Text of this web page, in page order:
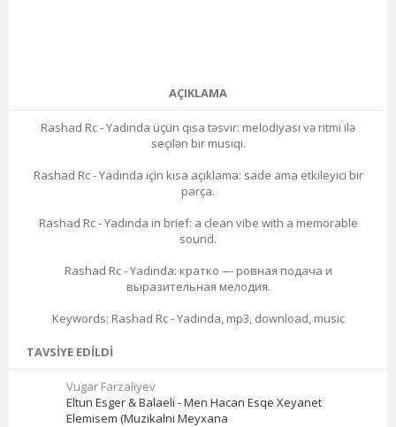
AÇIKLAMA
Rashad Rc - Yadında üçün qısa təsvir: melodiyası və ritmi ilə
seçilən bir musiqi.
Rashad Rc - Yadında için kısa açıklama: sade ama etkileyici bir
parça.
Rashad Rc - Yadında in brief: a clean vibe with a memorable
sound.
Rashad Rc - Yadında: кратко — ровная подача и
выразительная мелодия.
Keywords: Rashad Rc - Yadında, mp3, download, music
TAVSIYE EDILDI
Vugar Farzaliyev
Eltun Esger & Balaeli - Men Hacan Esqe Xeyanet
Elemisem (Muzikalni Meyxana